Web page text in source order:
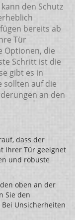
den Schutz
bereits ab
Tür
Optionen, die
Schritt ist die
gibt es in
sollten auf die
an den
dass der
Ihrer Tür geeignet
und robuste
oben an der
Sie den
Unsicherheiten